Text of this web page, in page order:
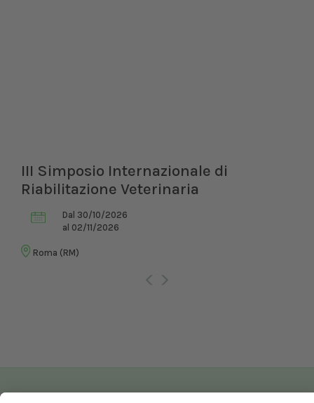
III Simposio Internazionale di
Riabilitazione Veterinaria
Dal 30/10/2026
al 02/11/2026
Roma (RM)